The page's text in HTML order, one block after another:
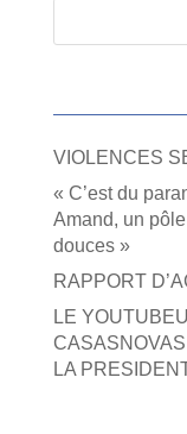
VIOLENCES
« C’est du
Amand, un
douces »
RAPPORT
LE
LA